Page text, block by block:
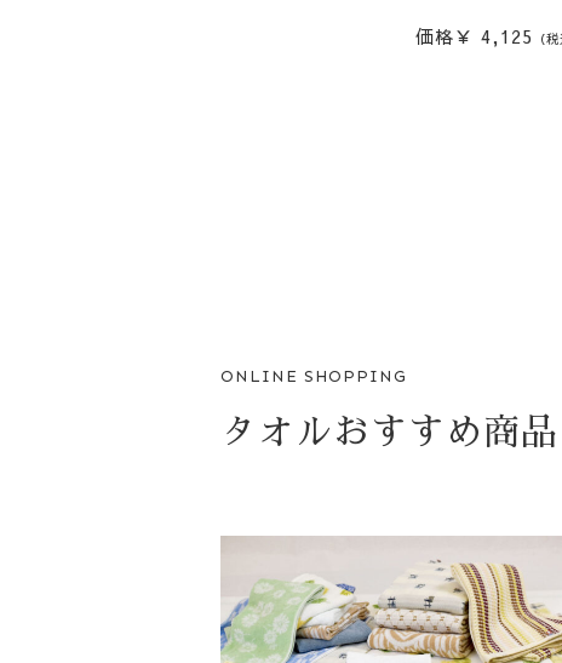
価格￥ 4,125 （
ONLINE SHOPPING
タオルおすすめ商品